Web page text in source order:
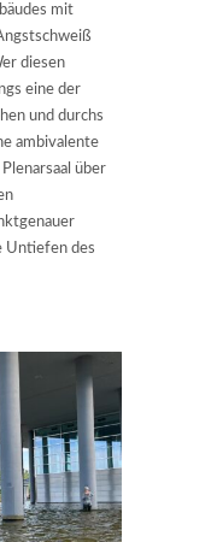
mit
diesen
eine der
und durchs
ambivalente
über
Untiefen des